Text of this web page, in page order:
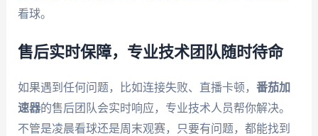
看球。
售后实时保障，专业技术团队随时待命
如果遇到任何问题，比如连接失败、直播卡顿， 番茄加
速器的售后团队会实时响应，专业技术人员帮你解决。
不管是凌晨看球还是周末观赛，只要有问题，都能找到